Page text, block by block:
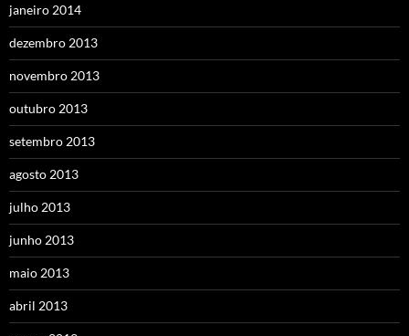
janeiro 2014
dezembro 2013
novembro 2013
outubro 2013
setembro 2013
agosto 2013
julho 2013
junho 2013
maio 2013
abril 2013